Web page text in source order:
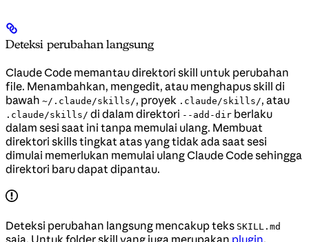
Deteksi perubahan langsung
Claude Code memantau direktori skill untuk perubahan
file. Menambahkan, mengedit, atau menghapus skill di
bawah ~/.claude/skills/, proyek .claude/skills/, atau
.claude/skills/ di dalam direktori --add-dir berlaku
dalam sesi saat ini tanpa memulai ulang. Membuat
direktori skills tingkat atas yang tidak ada saat sesi
dimulai memerlukan memulai ulang Claude Code sehingga
direktori baru dapat dipantau.
Deteksi perubahan langsung mencakup teks SKILL.md